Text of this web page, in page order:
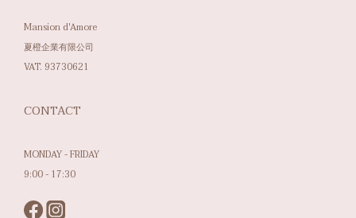
Mansion d'Amore
夏橙企業有限公司
VAT. 93730621
CONTACT
MONDAY - FRIDAY
9:00 - 17:30